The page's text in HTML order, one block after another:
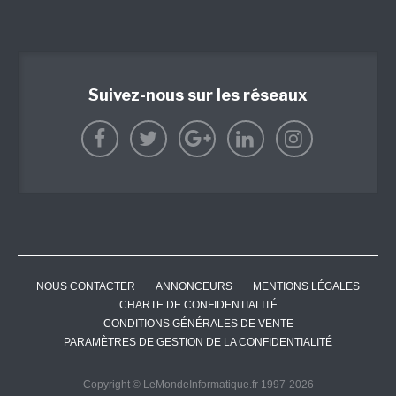
Suivez-nous sur les réseaux
NOUS CONTACTER ANNONCEURS
MENTIONS LÉGALES
CHARTE DE CONFIDENTIALITÉ
CONDITIONS GÉNÉRALES DE VENTE
PARAMÈTRES DE GESTION DE LA CONFIDENTIALITÉ
Copyright © LeMondeInformatique.fr 1997-2026